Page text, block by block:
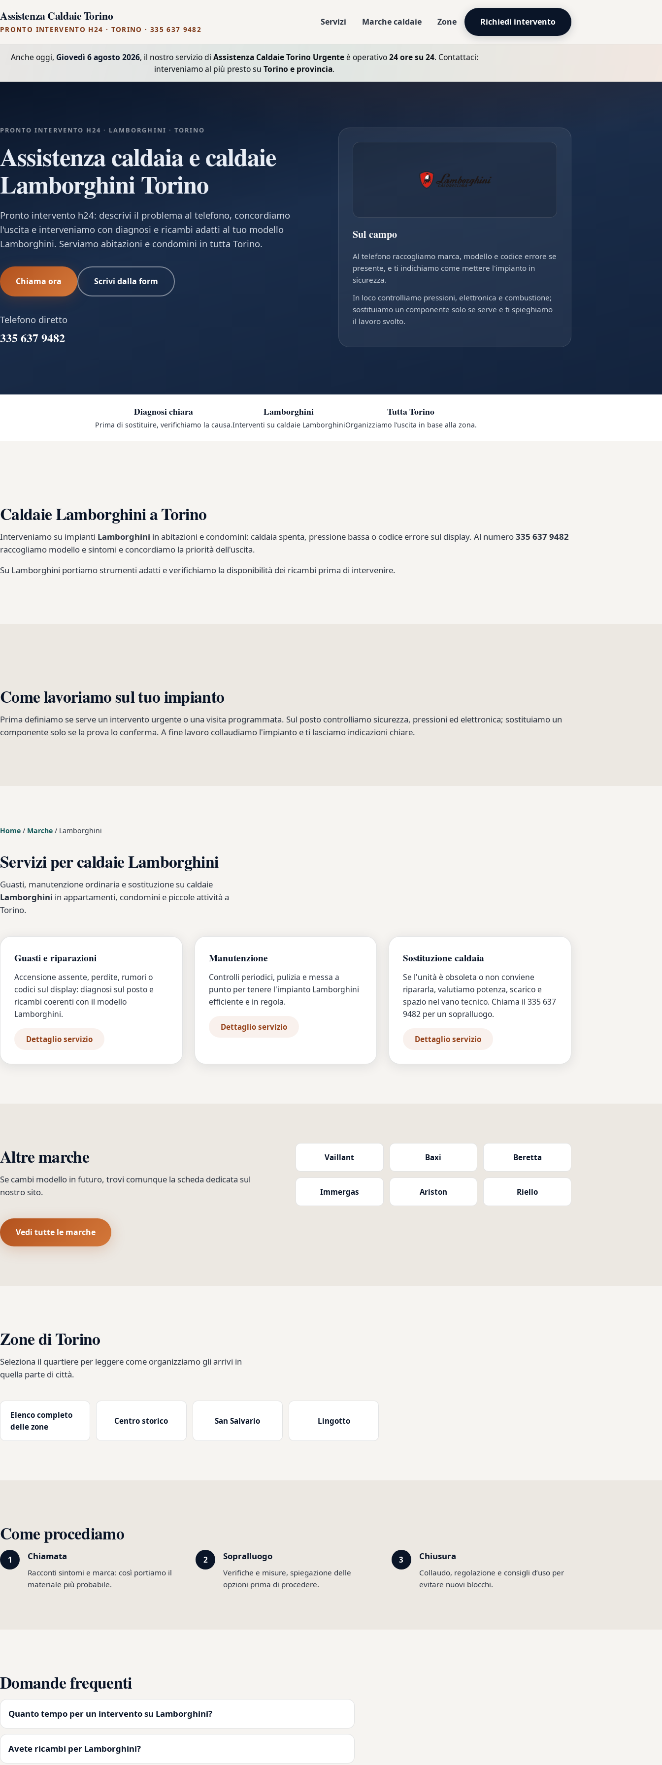
Assistenza Caldaie Torino
PRONTO INTERVENTO H24 · TORINO · 335 637 9482
Servizi Marche caldaie Zone Richiedi intervento
Anche oggi, Giovedì 6 agosto 2026, il nostro servizio di Assistenza Caldaie Torino Urgenteè operativo24 ore su 24. Contattaci:
interveniamo al più presto su Torino e provincia.
PRONTO INTERVENTO H24 · LAMBORGHINI · TORINO
Assistenza caldaia e caldaie
Lamborghini Torino
Pronto intervento h24: descrivi il problema al telefono, concordiamo
l'uscita e interveniamo con diagnosi e ricambi adatti al tuo modello
Lamborghini. Serviamo abitazioni e condomini in tutta Torino.
Chiama ora Scrivi dalla form
Telefono diretto
335 637 9482
Sul campo
Al telefono raccogliamo marca, modello e codice errore se
presente, e ti indichiamo come mettere l'impianto in
sicurezza.
In loco controlliamo pressioni, elettronica e combustione;
sostituiamo un componente solo se serve e ti spieghiamo
il lavoro svolto.
Diagnosi chiara
Prima di sostituire, verifichiamo la causa.
Lamborghini
Interventi su caldaie Lamborghini
Tutta Torino
Organizziamo l’uscita in base alla zona.
Caldaie Lamborghini a Torino
Interveniamo su impianti Lamborghini in abitazioni e condomini: caldaia spenta, pressione bassa o codice errore sul display. Al numero335 637 9482
raccogliamo modello e sintomi e concordiamo la priorità dell'uscita.
Su Lamborghini portiamo strumenti adatti e verifichiamo la disponibilità dei ricambi prima di intervenire.
Come lavoriamo sul tuo impianto
Prima definiamo se serve un intervento urgente o una visita programmata. Sul posto controlliamo sicurezza, pressioni ed elettronica; sostituiamo un
componente solo se la prova lo conferma. A fine lavoro collaudiamo l'impianto e ti lasciamo indicazioni chiare.
Home / Marche / Lamborghini
Servizi per caldaie Lamborghini
Guasti, manutenzione ordinaria e sostituzione su caldaie
Lamborghini in appartamenti, condomini e piccole attività a
Torino.
Guasti e riparazioni
Accensione assente, perdite, rumori o
codici sul display: diagnosi sul posto e
ricambi coerenti con il modello
Lamborghini.
Dettaglio servizio
Manutenzione
Controlli periodici, pulizia e messa a
punto per tenere l'impianto Lamborghini
efficiente e in regola.
Dettaglio servizio
Sostituzione caldaia
Se l'unità è obsoleta o non conviene
ripararla, valutiamo potenza, scarico e
spazio nel vano tecnico. Chiama il 335 637
9482 per un sopralluogo.
Dettaglio servizio
Altre marche
Se cambi modello in futuro, trovi comunque la scheda dedicata sul
nostro sito.
Vedi tutte le marche
Vaillant Baxi Beretta
Immergas Ariston Riello
Zone di Torino
Seleziona il quartiere per leggere come organizziamo gli arrivi in
quella parte di città.
Elenco completo
delle zone
Centro storico San Salvario Lingotto
Come procediamo
Chiamata
Racconti sintomi e marca: così portiamo il
materiale più probabile.
Sopralluogo
Verifiche e misure, spiegazione delle
opzioni prima di procedere.
Chiusura
Collaudo, regolazione e consigli d’uso per
evitare nuovi blocchi.
Domande frequenti
Quanto tempo per un intervento su Lamborghini?
Avete ricambi per Lamborghini?